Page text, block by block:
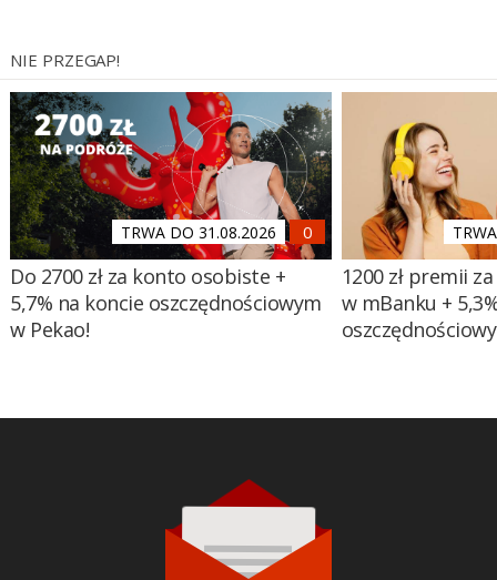
NIE PRZEGAP!
TRWA DO 31.08.2026
Do 2700 zł za konto osobiste +
5,7% na koncie oszczędnościowym
w Pekao!
1200 zł premii
w mBanku +